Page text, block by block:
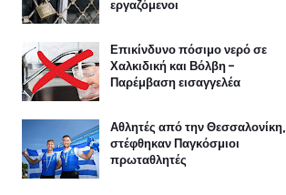
εργαζόμενοι
Επικίνδυνο πόσιμο νερό σε
Χαλκιδική και Βόλβη -
Παρέμβαση εισαγγελέα
Αθλητές από την Θεσσαλονίκη,
στέφθηκαν Παγκόσμιοι
πρωταθλητές